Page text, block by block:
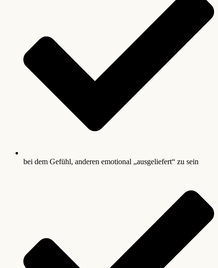
bei dem Gefühl, anderen emotional „ausgeliefert“ zu sein